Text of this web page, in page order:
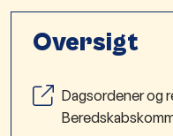
Oversigt
Dagsordener og